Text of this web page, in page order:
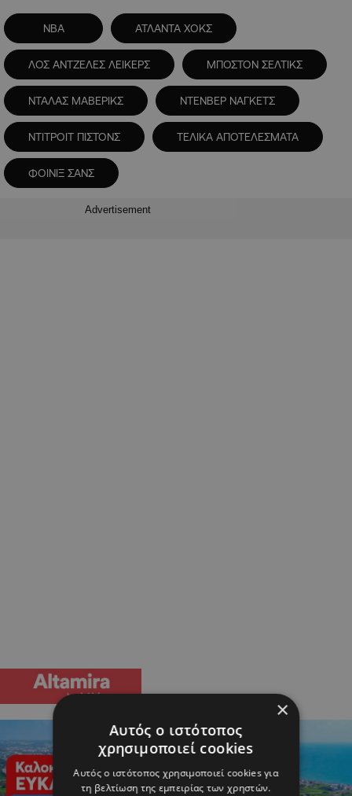
NBA ΑΤΛΑΝΤΑ ΧΟΚΣ
ΛΟΣ ΑΝΤΖΕΛΕΣ ΛΕΙΚΕΡΣ ΜΠΟΣΤΟΝ ΣΕΛΤΙΚΣ
ΝΤΑΛΑΣ ΜΑΒΕΡΙΚΣ ΝΤΕΝΒΕΡ ΝΑΓΚΕΤΣ
ΝΤΙΤΡΟΙΤ ΠΙΣΤΟΝΣ ΤΕΛΙΚΑ ΑΠΟΤΕΛΕΣΜΑΤΑ
ΦΟΙΝΙΞ ΣΑΝΣ
Advertisement
×
Αυτός ο ιστότοπος
χρησιμοποιεί cookies
Αυτός ο ιστότοπος χρησιμοποιεί cookies για
τη βελτίωση της εμπειρίας των χρηστών.